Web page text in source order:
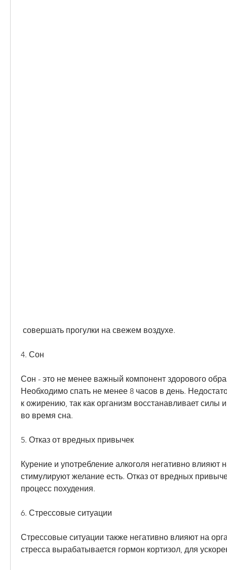
совершать прогулки на свежем воздухе.
4. Сон
Сон - это не менее важный компонент здорового
Необходимо спать не менее 8 часов в день.
к ожирению, так как организм восстанавливает силы
во время сна.
5. Отказ от вредных привычек
Курение и употребление алкоголя негативно влияют
стимулируют желание есть. Отказ от вредных
процесс похудения.
6. Стрессовые ситуации
Стрессовые ситуации также негативно влияют на
стресса вырабатывается гормон кортизол, для